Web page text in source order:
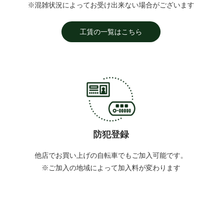
※混雑状況によってお受け出来ない場合がございます
工賃の一覧はこちら
防犯登録
他店でお買い上げの自転車でもご加入可能です。
※ご加入の地域によって加入料が変わります